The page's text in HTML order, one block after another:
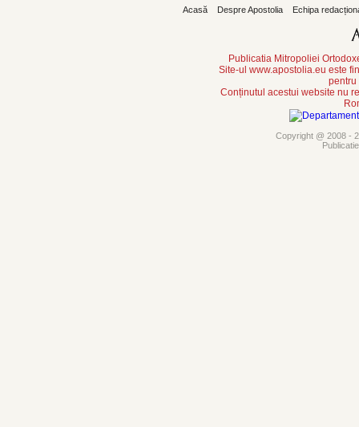
Acasă Despre Apostolia Echipa
Publicatia Mitropoliei
Site-ul www.apostolia.eu este
pentru
Conținutul acestui website nu
Copyright @ 2008 -